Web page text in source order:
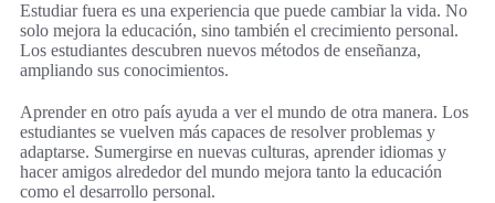
Estudiar fuera es una experiencia que puede cambiar la vida. No
solo mejora la educación, sino también el crecimiento personal.
Los estudiantes descubren nuevos métodos de enseñanza,
ampliando sus conocimientos.
Aprender en otro país ayuda a ver el mundo de otra manera. Los
estudiantes se vuelven más capaces de resolver problemas y
adaptarse. Sumergirse en nuevas culturas, aprender idiomas y
hacer amigos alrededor del mundo mejora tanto la educación
como el desarrollo personal.